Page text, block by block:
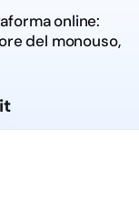
online:
del monouso,